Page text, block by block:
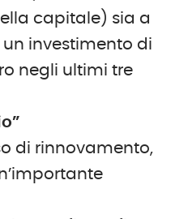
capitale) sia a
investimento di
negli ultimi tre
di rinnovamento,